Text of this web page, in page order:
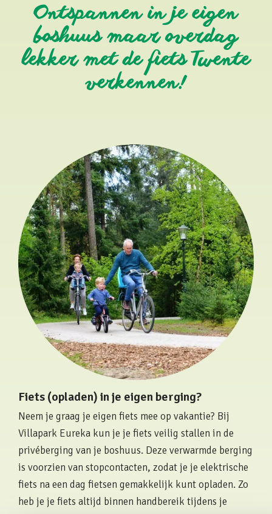
Ontspannen in je eigen
boshuus maar overdag
lekker met de fiets Twente
verkennen!
Fiets (opladen) in je eigen berging?
Neem je graag je eigen fiets mee op vakantie? Bij
Villapark Eureka kun je je fiets veilig stallen in de
privéberging van je boshuus. Deze verwarmde berging
is voorzien van stopcontacten, zodat je je elektrische
fiets na een dag fietsen gemakkelijk kunt opladen. Zo
heb je je fiets altijd binnen handbereik tijdens je